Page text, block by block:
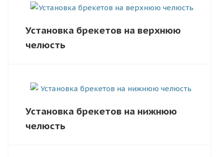
Установка брекетов на верхнюю
челюсть
Установка брекетов на нижнюю
челюсть